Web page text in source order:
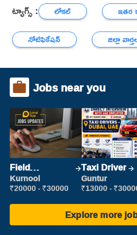
ట్యాగ్స్ : లోకల్
ఇతర
నోటిఫికేషన్
జిల్లా
Jobs near you
Field
Marketing
Executive
Kurnool
₹20000 - ₹30000
Taxi Driver
Guntur
₹13000 -
Explore more